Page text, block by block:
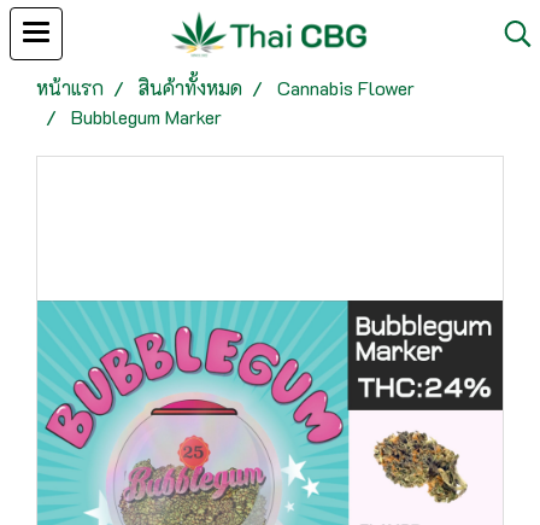
หน้าแรก สินค้าทั้งหมด
Cannabis Flower
Bubblegum Marker